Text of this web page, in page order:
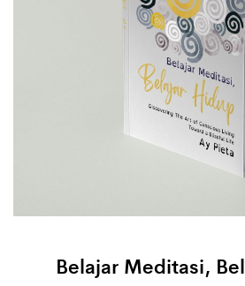
Belajar Meditasi,